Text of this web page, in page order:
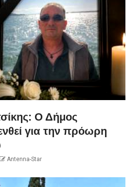
Ο Δήμος
για την πρόωρη
Antenna-Star